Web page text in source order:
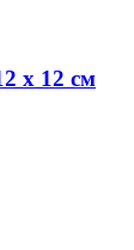
х 12 см